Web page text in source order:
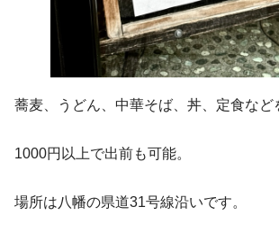
蕎麦、うどん、中華そば、丼、定食など
1000円以上で出前も可能。
場所は八幡の県道31号線沿いです。